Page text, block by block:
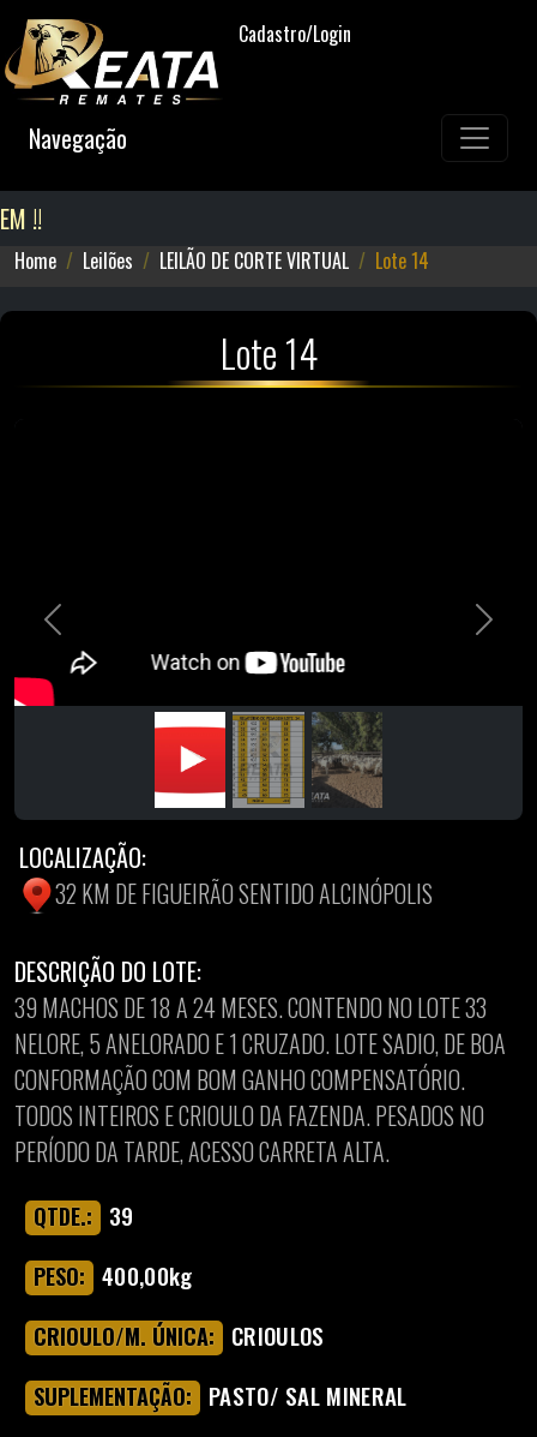
Cadastro/Login
Navegação
!!
Home Leilões LEILÃO DE CORTE VIRTUAL Lote 14
Lote 14
Previous Next
LOCALIZAÇÃO:
32 KM DE FIGUEIRÃO SENTIDO ALCINÓPOLIS
DESCRIÇÃO DO LOTE:
39 MACHOS DE 18 A 24 MESES. CONTENDO NO LOTE 33
NELORE, 5 ANELORADO E 1 CRUZADO. LOTE SADIO, DE BOA
CONFORMAÇÃO COM BOM GANHO COMPENSATÓRIO.
TODOS INTEIROS E CRIOULO DA FAZENDA. PESADOS NO
PERÍODO DA TARDE, ACESSO CARRETA ALTA.
QTDE.: 39
PESO: 400,00kg
CRIOULO/M. ÚNICA: CRIOULOS
SUPLEMENTAÇÃO: PASTO/ SAL MINERAL